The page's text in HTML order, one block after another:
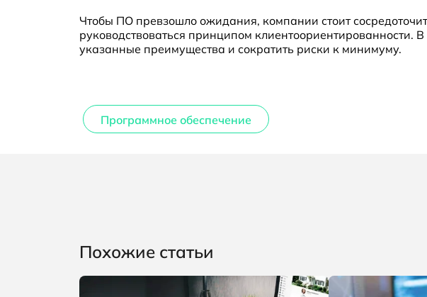
Чтобы ПО превзошло ожидания, компании стоит
руководствоваться принципом клиентоориентированности.
указанные преимущества и сократить риски к минимуму.
Программное обеспечение
Похожие статьи